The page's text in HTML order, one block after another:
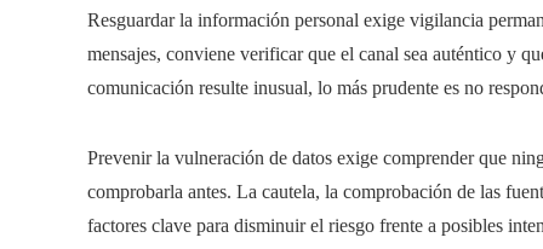
Resguardar la información personal exige vigilancia
mensajes, conviene verificar que el canal sea auténtico y
comunicación resulte inusual, lo más prudente es no
Prevenir la vulneración de datos exige comprender que
comprobarla antes. La cautela, la comprobación de las
factores clave para disminuir el riesgo frente a posibles